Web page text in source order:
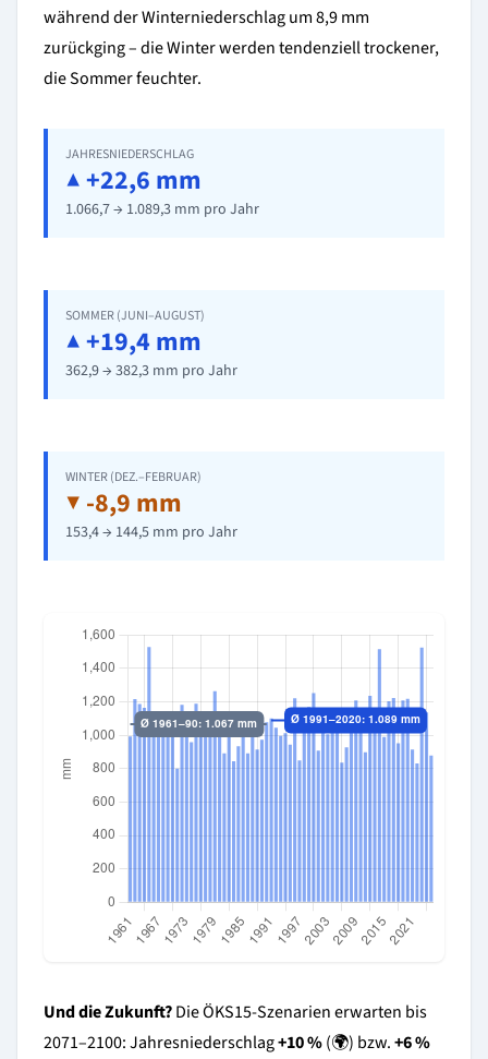
während der Winterniederschlag um 8,9 mm
zurückging – die Winter werden tendenziell trockener,
die Sommer feuchter.
JAHRESNIEDERSCHLAG
▲ +22,6 mm
1.066,7 → 1.089,3 mm pro Jahr
SOMMER (JUNI–AUGUST)
▲ +19,4 mm
362,9 → 382,3 mm pro Jahr
WINTER (DEZ.–FEBRUAR)
▼ -8,9 mm
153,4 → 144,5 mm pro Jahr
Und die Zukunft?Die ÖKS15-Szenarien erwarten bis
2071–2100: Jahresniederschlag+10 %(🌍) bzw.+6 %